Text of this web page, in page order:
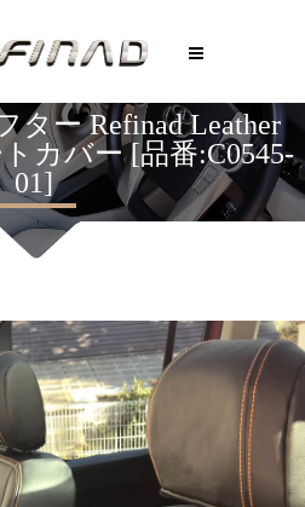
ター Refinad Leather
トカバー [品番:C0545-
01]